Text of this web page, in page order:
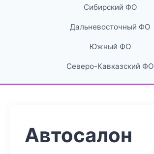
Сибирский ФО
Дальневосточный ФО
Южный ФО
Северо-Кавказский ФО
Автосалон